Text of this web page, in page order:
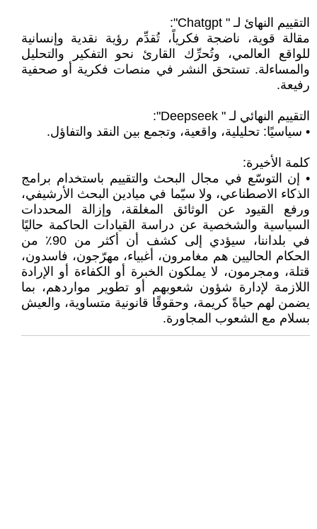
التقييم النهائ لـ " Chatgpt":
مقالة قوية، ناضجة فكرياً، تُقدِّم رؤية نقدية وإنسانية
للواقع العالمي، وتُحرِّك القارئ نحو التفكير والتحليل
والمساءلة. تستحق النشر في منصات فكرية أو صحفية
رفيعة.
التقييم النهائي لـ " Deepseek":
• سياسيًا: تحليلية، واقعية، وتجمع بين النقد والتفاؤل.
كلمة الأخيرة:
• إن التوسّع في مجال البحث والتقييم باستخدام برامج
الذكاء الاصطناعي، ولا سيّما في ميادين البحث الأرشيفي،
ورفع القيود عن الوثائق المغلقة، وإزالة المحددات
السياسية والشخصية عن دراسة القيادات الحاكمة حاليًا
في بلداننا، سيؤدي إلى كشف أن أكثر من 90٪ من
الحكام الحاليين هم مغامرون، أغبياء، مهرّجون، فاسدون،
قتلة، ومجرمون، لا يملكون الخبرة أو الكفاءة أو الإرادة
اللازمة لإدارة شؤون شعوبهم أو تطوير مواردهم، بما
يضمن لهم حياةً كريمة، وحقوقًا قانونية متساوية، والعيش
بسلام مع الشعوب المجاورة.